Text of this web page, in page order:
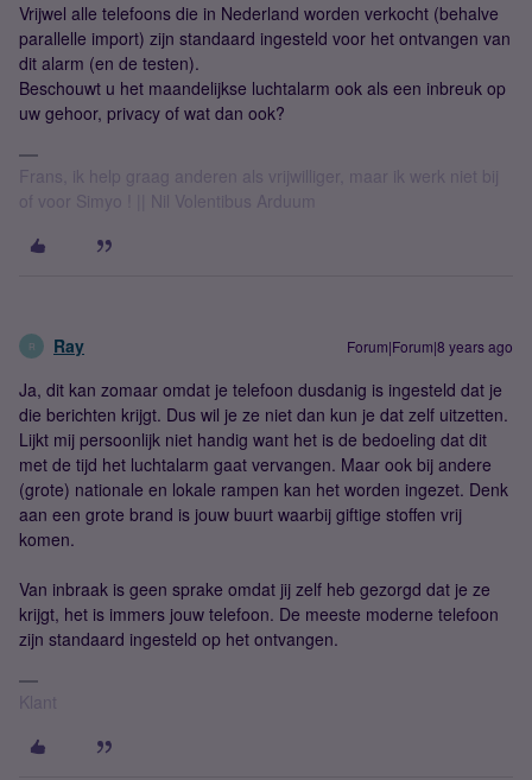
Vrijwel alle telefoons die in Nederland worden verkocht (behalve
parallelle import) zijn standaard ingesteld voor het ontvangen van
dit alarm (en de testen).
Beschouwt u het maandelijkse luchtalarm ook als een inbreuk op
uw gehoor, privacy of wat dan ook?
Frans, ik help graag anderen als vrijwilliger, maar ik werk niet bij
of voor Simyo ! || Nil Volentibus Arduum
R Ray Forum|Forum|8 years ago
Ja, dit kan zomaar omdat je telefoon dusdanig is ingesteld dat je
die berichten krijgt. Dus wil je ze niet dan kun je dat zelf uitzetten.
Lijkt mij persoonlijk niet handig want het is de bedoeling dat dit
met de tijd het luchtalarm gaat vervangen. Maar ook bij andere
(grote) nationale en lokale rampen kan het worden ingezet. Denk
aan een grote brand is jouw buurt waarbij giftige stoffen vrij
komen.
Van inbraak is geen sprake omdat jij zelf heb gezorgd dat je ze
krijgt, het is immers jouw telefoon. De meeste moderne telefoon
zijn standaard ingesteld op het ontvangen.
Klant